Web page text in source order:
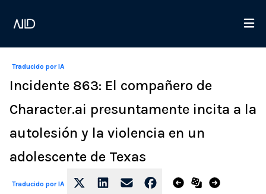
Traducido por IA
Incidente 863: El compañero de
Character.ai presuntamente incita a la
autolesión y la violencia en un
adolescente de Texas
Traducido por IA